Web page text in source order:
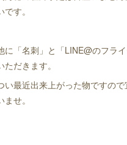
す。
に「名刺」と「LINE@のフラ
だきます。
い最近出来上がった物ですの
せ。